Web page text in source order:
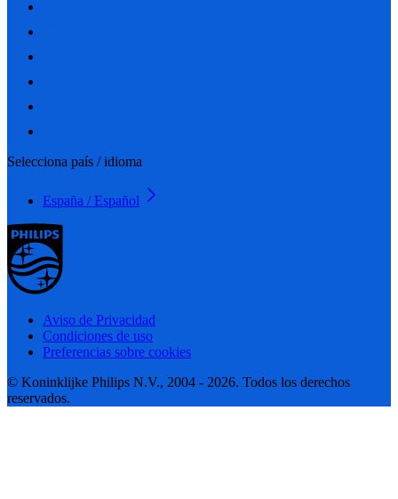
Selecciona país / idioma
España / Español
Aviso de Privacidad
Condiciones de uso
Preferencias sobre cookies
© Koninklijke Philips N.V., 2004 - 2026. Todos los derechos
reservados.